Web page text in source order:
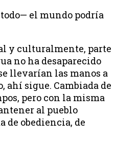
el mundo podría
y culturalmente, parte
no ha desaparecido
llevarían las manos a
ahí sigue. Cambiada de
pero con la misma
al pueblo
de obediencia, de